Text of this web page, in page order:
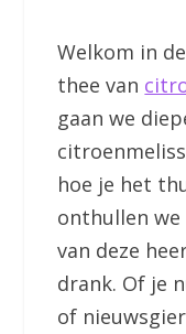
Welkom in
thee van
gaan we
hoe je het
onthullen we
van deze
drank. Of je
of